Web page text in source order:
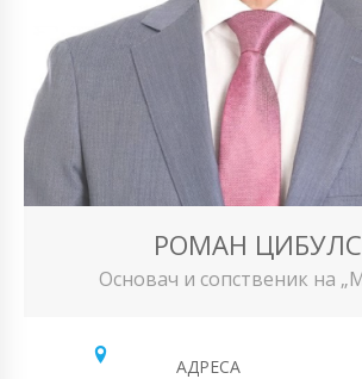
РОМАН
Основач и сопственик на
АДРЕСА